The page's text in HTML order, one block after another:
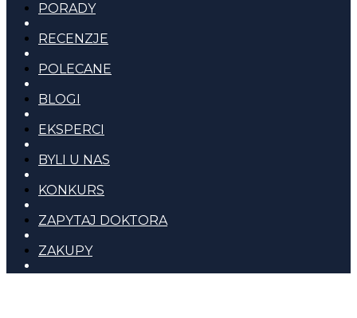
PORADY
RECENZJE
POLECANE
BLOGI
EKSPERCI
BYLI U NAS
KONKURS
ZAPYTAJ DOKTORA
ZAKUPY